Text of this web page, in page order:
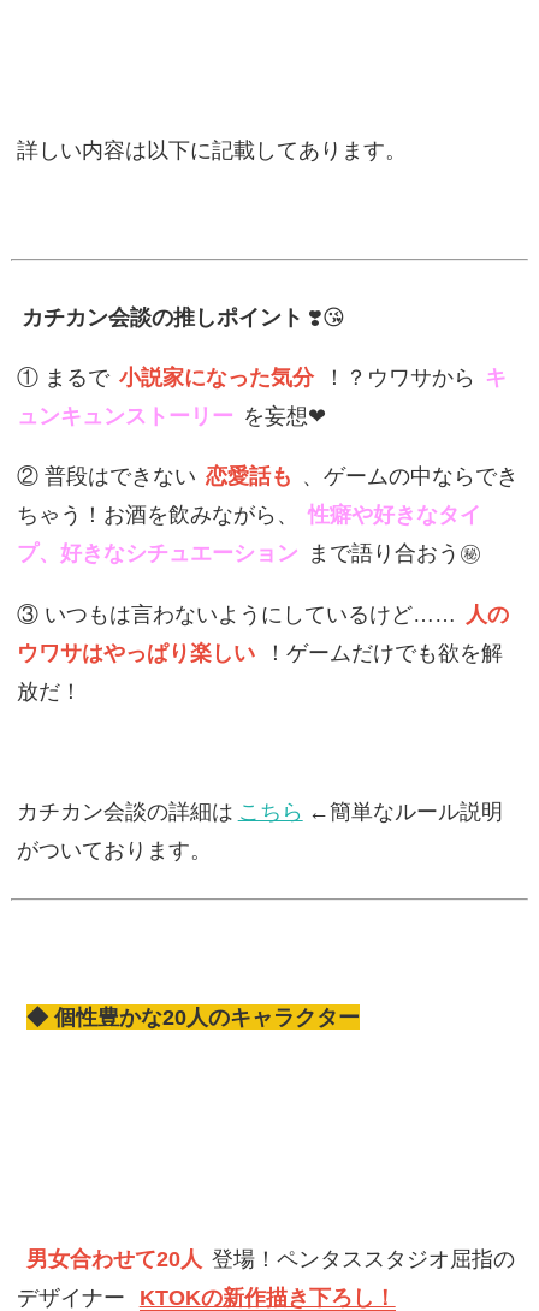
詳しい内容は以下に記載してあります。
カチカン会談の推しポイント ❣️😘
① まるで 小説家になった気分 ！？ウワサから キ
ュンキュンストーリー を妄想❤︎
② 普段はできない 恋愛話も 、ゲームの中ならでき
ちゃう！お酒を飲みながら、
性癖や好きなタイ
プ、好きなシチュエーション まで語り合おう㊙️
③ いつもは言わないようにしているけど…… 人の
ウワサはやっぱり楽しい
！ゲームだけでも欲を解
放だ！
カチカン会談の詳細は こちら ←簡単なルール説明
がついております。
◆ 個性豊かな20人のキャラクター
男女合わせて20人 登場！ペンタススタジオ屈指の
デザイナー
KTOKの新作描き下ろし！